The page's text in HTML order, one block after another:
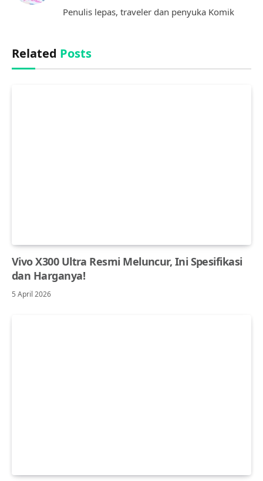
Penulis lepas, traveler dan penyuka Komik
Related Posts
Vivo X300 Ultra Resmi Meluncur, Ini Spesifikasi
dan Harganya!
5 April 2026